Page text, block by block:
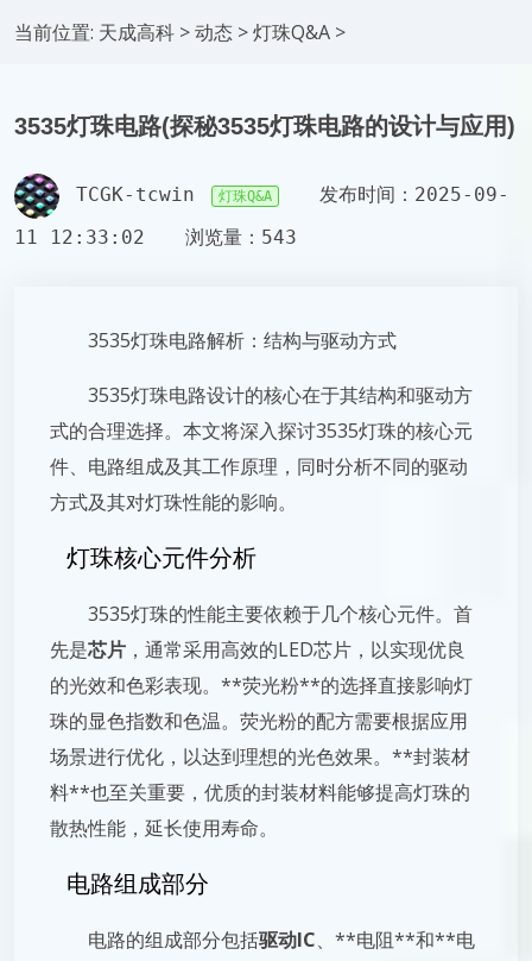
当前位置: 天成高科 >动态 >灯珠Q&A >
3535灯珠电路(探秘3535灯珠电路的设计与应用)
TCGK-tcwin 灯珠Q&A
发布时间：2025-09-
11 12:33:02
浏览量：543
3535灯珠电路解析：结构与驱动方式
3535灯珠电路设计的核心在于其结构和驱动方
式的合理选择。本文将深入探讨3535灯珠的核心元
件、电路组成及其工作原理，同时分析不同的驱动
方式及其对灯珠性能的影响。
灯珠核心元件分析
3535灯珠的性能主要依赖于几个核心元件。首
先是芯片 ，通常采用高效的LED芯片，以实现优良
的光效和色彩表现。**荧光粉**的选择直接影响灯
珠的显色指数和色温。荧光粉的配方需要根据应用
场景进行优化，以达到理想的光色效果。**封装材
料**也至关重要，优质的封装材料能够提高灯珠的
散热性能，延长使用寿命。
电路组成部分
电路的组成部分包括驱动IC、**电阻**和**电